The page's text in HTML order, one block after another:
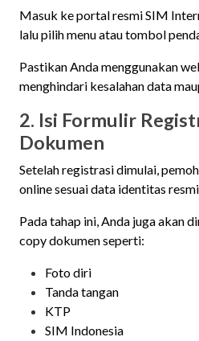
Masuk ke portal resmi SIM
lalu pilih menu atau tombol
Pastikan Anda menggunakan
menghindari kesalahan data
2. Isi Formulir
Dokumen
Setelah registrasi dimulai,
online sesuai data identitas resmi.
Pada tahap ini, Anda juga akan
copy dokumen seperti:
Foto diri
Tanda tangan
KTP
SIM Indonesia